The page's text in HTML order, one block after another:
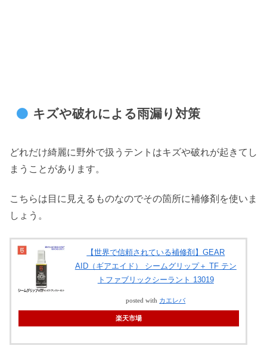
キズや破れによる雨漏り対策
どれだけ綺麗に野外で扱うテントはキズや破れが起きてし
まうことがあります。
こちらは目に見えるものなのでその箇所に補修剤を使いま
しょう。
【世界で信頼されている補修剤】GEAR
AID（ギアエイド） シームグリップ＋ TF テン
トファブリックシーラント 13019
posted with カエレバ
楽天市場